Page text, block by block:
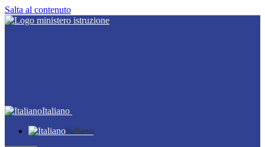
Salta al contenuto
Italiano
Italiano